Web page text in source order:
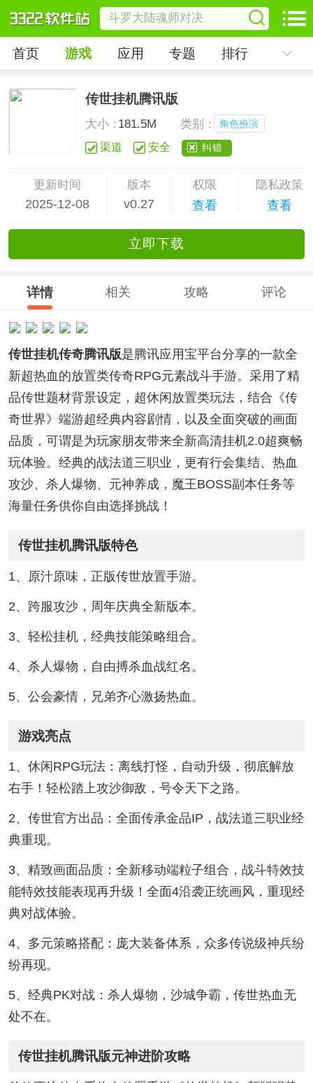
首页 游戏 应用 专题 排行
传世挂机腾讯版
大小：181.5M 类别： 角色扮演
渠道 安全 纠错
更新时间
2025-12-08
版本
v0.27
权限
查看
隐私政策
查看
立即下载
详情 相关 攻略 评论
传世挂机传奇腾讯版是腾讯应用宝平台分享的一款全
新超热血的放置类传奇RPG元素战斗手游。采用了精
品传世题材背景设定，超休闲放置类玩法，结合《传
奇世界》端游超经典内容剧情，以及全面突破的画面
品质，可谓是为玩家朋友带来全新高清挂机2.0超爽畅
玩体验。经典的战法道三职业，更有行会集结、热血
攻沙、杀人爆物、元神养成，魔王BOSS副本任务等
海量任务供你自由选择挑战！
传世挂机腾讯版特色
1、原汁原味，正版传世放置手游。
2、跨服攻沙，周年庆典全新版本。
3、轻松挂机，经典技能策略组合。
4、杀人爆物，自由搏杀血战红名。
5、公会豪情，兄弟齐心激扬热血。
游戏亮点
1、休闲RPG玩法：离线打怪，自动升级，彻底解放
右手！轻松踏上攻沙御敌，号令天下之路。
2、传世官方出品：全面传承金品IP，战法道三职业经
典重现。
3、精致画面品质：全新移动端粒子组合，战斗特效技
能特效技能表现再升级！全面4沿袭正统画风，重现经
典对战体验。
4、多元策略搭配：庞大装备体系，众多传说级神兵纷
纷再现。
5、经典PK对战：杀人爆物，沙城争霸，传世热血无
处不在。
传世挂机腾讯版元神进阶攻略